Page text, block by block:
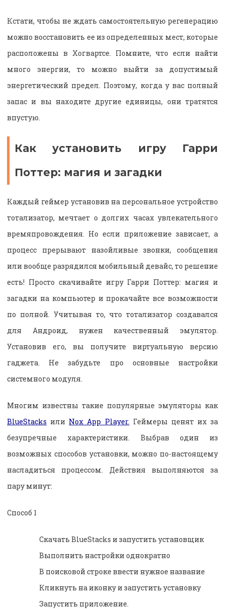
Кстати, чтобы не ждать самостоятельную регенерацию
можно восстановить ее из определенных мест, которые
расположены в Хогвартсе. Помните, что если найти
много энергии, то можно выйти за допустимый
энергетический предел. Поэтому, когда у вас полный
запас и вы находите другие единицы, они тратятся
впустую.
Как установить игру Гарри
Поттер: магия и загадки
Каждый геймер установив на персональное устройство
тотализатор, мечтает о долгих часах увлекательного
времяпровождения. Но если приложение зависает, а
процесс прерывают назойливые звонки, сообщения
или вообще разрядился мобильный девайс, то решение
есть! Просто скачивайте игру Гарри Поттер: магия и
загадки на компьютер и прокачайте все возможности
по полной. Учитывая то, что тотализатор создавался
для Андроид, нужен качественный эмулятор.
Установив его, вы получите виртуальную версию
гаджета. Не забудьте про основные настройки
системного модуля.
Многим известны такие популярные эмуляторы как
BlueStacks или Nox App Player. Геймеры ценят их за
безупречные характеристики. Выбрав один из
возможных способов установки, можно по-настоящему
насладиться процессом. Действия выполняются за
пару минут:
Способ 1
Скачать BlueStacks и запустить установщик
Выполнить настройки однократно
В поисковой строке ввести нужное название
Кликнуть на иконку и запустить установку
Запустить приложение.